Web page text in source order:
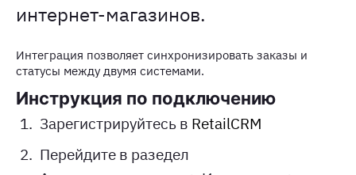
интернет-магазинов.
Интеграция позволяет синхронизировать заказы и
статусы между двумя системами.
Инструкция по подключению
Зарегистрируйтесь в RetailCRM
Перейдите в разедел